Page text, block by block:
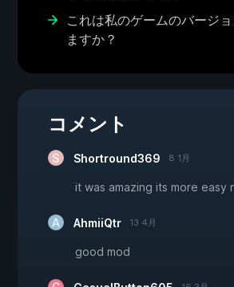
これは私のゲームのバージ
ますか？
コメント
Shortround369 8 1月
it was amazing its more easy
AhmiiQtr 13 4月
good mod